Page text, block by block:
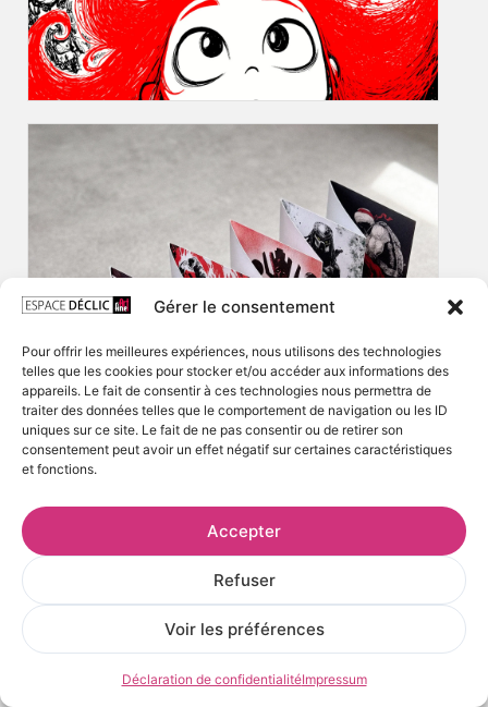
Gérer le consentement
Pour offrir les meilleures expériences, nous utilisons des technologies
telles que les cookies pour stocker et/ou accéder aux informations des
appareils. Le fait de consentir à ces technologies nous permettra de
traiter des données telles que le comportement de navigation ou les ID
uniques sur ce site. Le fait de ne pas consentir ou de retirer son
consentement peut avoir un effet négatif sur certaines caractéristiques
et fonctions.
Accepter
Refuser
Voir les préférences
Déclaration de confidentialitéImpressum